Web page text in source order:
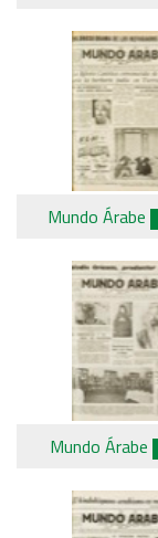
Mundo Árabe
Mundo Árabe